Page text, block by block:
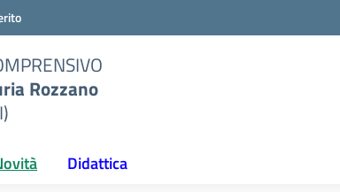
Rozzano
Didattica